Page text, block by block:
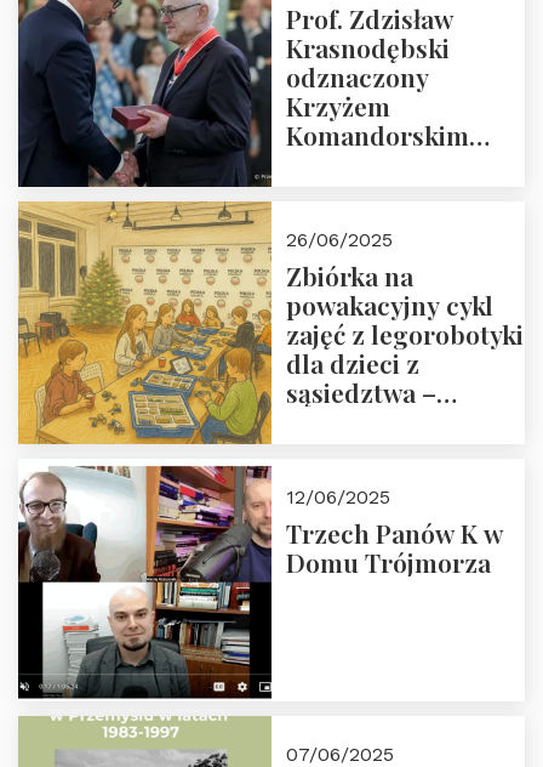
Prof. Zdzisław
Krasnodębski
odznaczony
Krzyżem
Komandorskim
26/06/2025
Zbiórka na
powakacyjny cykl
zajęć z legorobotyki
dla dzieci z
sąsiedztwa –
Fundacji
12/06/2025
Trzech Panów K w
Domu Trójmorza
07/06/2025